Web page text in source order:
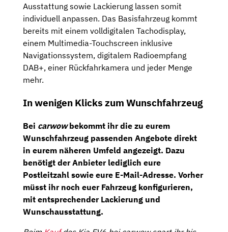
Ausstattung sowie Lackierung lassen somit
individuell anpassen. Das Basisfahrzeug kommt
bereits mit einem volldigitalen Tachodisplay,
einem Multimedia-Touchscreen inklusive
Navigationssystem, digitalem Radioempfang
DAB+, einer Rückfahrkamera und jeder Menge
mehr.
In wenigen Klicks zum Wunschfahrzeug
Bei carwowbekommt ihr die zu eurem
Wunschfahrzeug passenden Angebote direkt
in eurem näheren Umfeld angezeigt. Dazu
benötigt der Anbieter lediglich eure
Postleitzahl sowie eure E-Mail-Adresse. Vorher
müsst ihr noch euer Fahrzeug konfigurieren,
mit entsprechender Lackierung und
Wunschausstattung.